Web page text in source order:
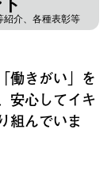
紹介、各種表彰等
働きがい」を
安心してイキ
組んでいま